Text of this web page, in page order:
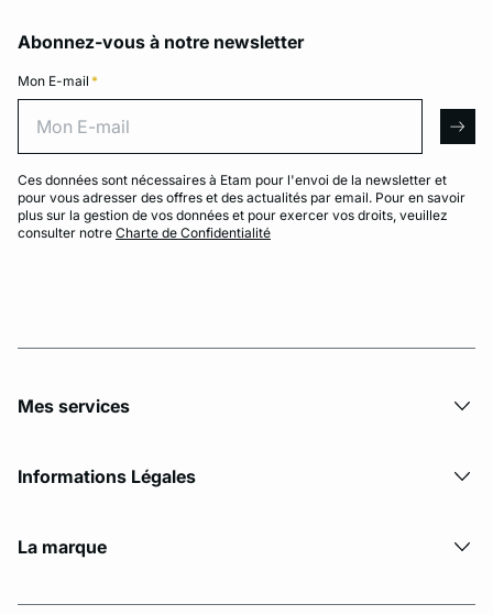
Abonnez-vous à notre newsletter
Mon E-mail *
Ces données sont nécessaires à Etam pour l'envoi de la newsletter et
pour vous adresser des offres et des actualités par email. Pour en savoir
plus sur la gestion de vos données et pour exercer vos droits, veuillez
consulter notre Charte de Confidentialité
Mes services
Informations Légales
La marque